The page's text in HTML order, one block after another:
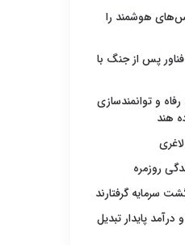
هوشمند را
پس از جنگ با
و توانمندسازی
هند
روزمره
سرمایه گرفتارند
پایدار تبدیل